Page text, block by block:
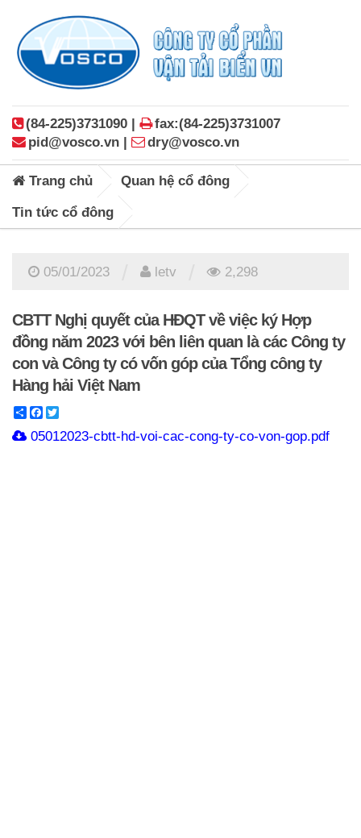
(84-225)3731090 |
fax:(84-225)3731007
pid@vosco.vn |
dry@vosco.vn
Trang chủ Quan hệ cổ đông
Tin tức cổ đông
05/01/2023 letv 2,298
CBTT Nghị quyết của HĐQT về việc ký Hợp
đồng năm 2023 với bên liên quan là các Công ty
con và Công ty có vốn góp của Tổng công ty
Hàng hải Việt Nam
ShareFacebook
05012023-cbtt-hd-voi-cac-cong-ty-co-von-gop.pdf